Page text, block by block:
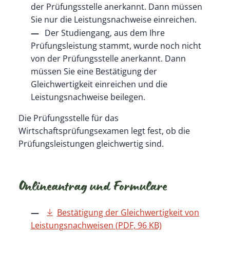
der Prüfungsstelle anerkannt. Dann müssen
Sie nur die Leistungsnachweise einreichen.
Der Studiengang, aus dem Ihre
Prüfungsleistung stammt, wurde noch nicht
von der Prüfungsstelle anerkannt. Dann
müssen Sie eine Bestätigung der
Gleichwertigkeit einreichen und die
Leistungsnachweise beilegen.
Die Prüfungsstelle für das
Wirtschaftsprüfungsexamen legt fest, ob die
Prüfungsleistungen gleichwertig sind.
Onlineantrag und Formulare
Bestätigung der Gleichwertigkeit von
Leistungsnachweisen (PDF, 96 KB)